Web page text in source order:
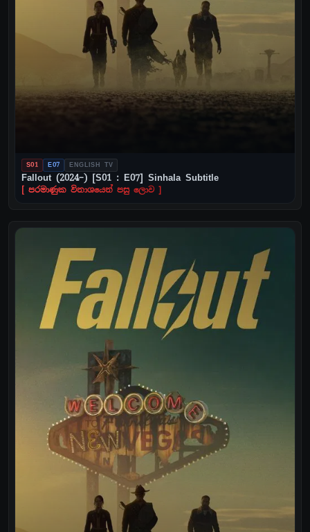
S01 E07 ENGLISH TV
Fallout (2024–) [S01 : E07] Sinhala Subtitle
[ පරමාණුක විනාශයෙන් පසු ලොව ]